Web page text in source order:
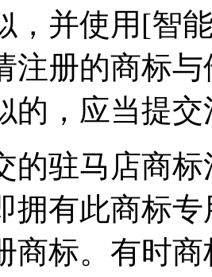
，并使用[智
注册的商标
的，应当提
的驻马店商
拥有此商标
商标。有时